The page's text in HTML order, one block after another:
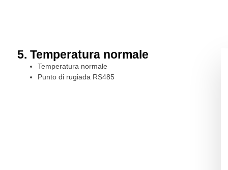
5. Temperatura normale
Temperatura normale
Punto di rugiada RS485